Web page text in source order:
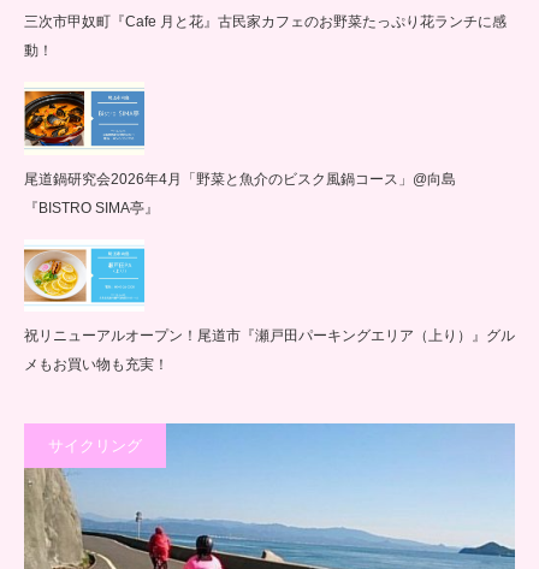
三次市甲奴町『Cafe 月と花』古民家カフェのお野菜たっぷり花ランチに感
動！
尾道鍋研究会2026年4月「野菜と魚介のビスク風鍋コース」@向島
『BISTRO SIMA亭』
祝リニューアルオープン！尾道市『瀬戸田パーキングエリア（上り）』グル
メもお買い物も充実！
サイクリング